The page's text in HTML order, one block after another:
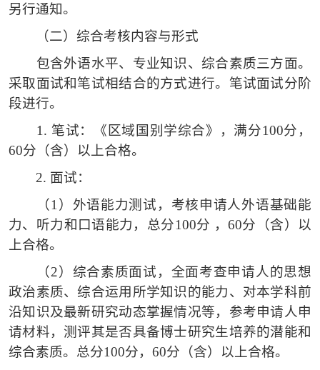
另行通知。
（二） 综合考核内容与形式
包含外语水平、专业知识、综合素质三方面。
采取面试和笔试相结合的方式进行。笔试面试分阶
段进行。
1. 笔试：《区域国别学综合》，满分100分，
60分（含）以上合格。
2. 面试：
（1） 外语能力测试，考核申请人外语基础能
力、听力和口语能力，总分100分 ，60分（含）以
上合格。
（2） 综合素质面试，全面考查申请人的思想
政治素质、综合运用所学知识的能力、对本学科前
沿知识及最新研究动态掌握情况等，参考申请人申
请材料，测评其是否具备博士研究生培养的潜能和
综合素质。总分100分，60分（含）以上合格。